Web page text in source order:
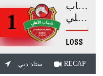
1
شباب
الأهلي
LOSS
ستاد دبي RECAP